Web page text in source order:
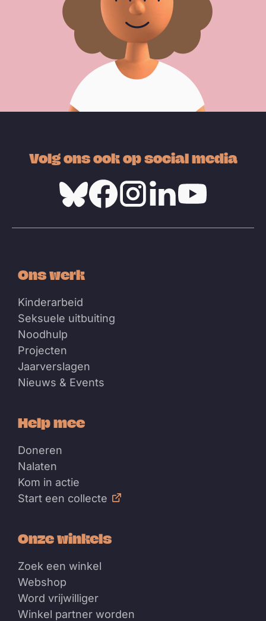
Volg ons ook op social media
Ons werk
Kinderarbeid
Seksuele uitbuiting
Noodhulp
Projecten
Jaarverslagen
Nieuws & Events
Help mee
Doneren
Nalaten
Kom in actie
Start een collecte
Onze winkels
Zoek een winkel
Webshop
Word vrijwilliger
Winkel partner worden